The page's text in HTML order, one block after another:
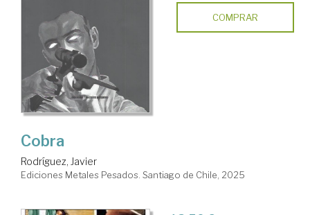
COMPRAR
Cobra
Rodríguez, Javier
Ediciones Metales Pesados. Santiago de Chile, 2025